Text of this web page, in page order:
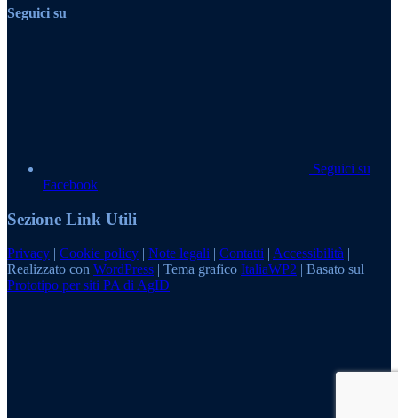
Seguici su
Seguici su
Facebook
Sezione Link Utili
Privacy | Cookie policy | Note legali | Contatti | Accessibilità |
Realizzato con WordPress | Tema grafico ItaliaWP2 | Basato sul
Prototipo per siti PA di AgID